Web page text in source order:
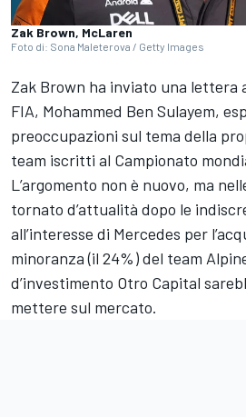
Zak Brown, McLaren
Foto di: Sona Maleterova / Getty Images
Zak Brown ha inviato una lettera
FIA, Mohammed Ben Sulayem,
preoccupazioni sul tema della
team iscritti al Campionato
L’argomento non è nuovo, ma
tornato d’attualità dopo le
all’interesse di Mercedes per
minoranza (il 24%) del team
d’investimento Otro Capital
mettere sul mercato.